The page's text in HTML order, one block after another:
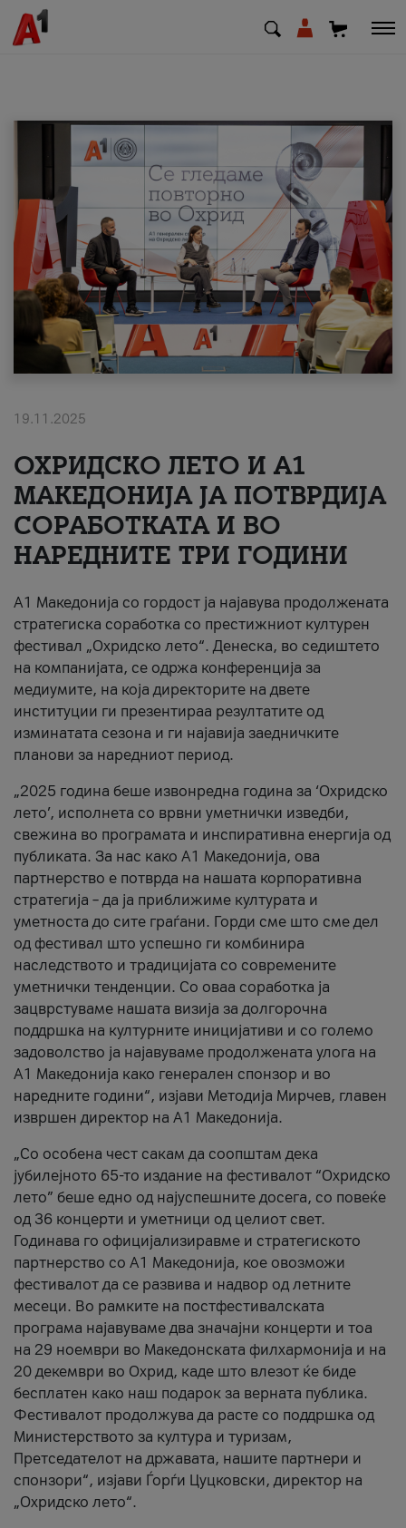
МК SQ
Приватни Деловни
Поддршка
Надополни кредит
#ПодобарОнлајн
19.11.2025
ОХРИДСКО ЛЕТО И A1
МАКЕДОНИЈА ЈА ПОТВРДИЈА
СОРАБОТКАТА И ВО
НАРЕДНИТЕ ТРИ ГОДИНИ
A1 Македонија со гордост ја најавува продолжената
стратегиска соработка со престижниот културен
фестивал „Охридско лето“. Денеска, во седиштето
на компанијата, се одржа конференција за
медиумите, на која директорите на двете
институции ги презентираа резултатите од
изминатата сезона и ги најавија заедничките
планови за наредниот период.
„2025 година беше извонредна година за ‘Охридско
лето’, исполнета со врвни уметнички изведби,
свежина во програмата и инспиративна енергија од
публиката. За нас како A1 Македонија, ова
партнерство е потврда на нашата корпоративна
стратегија – да ја приближиме културата и
уметноста до сите граѓани. Горди сме што сме дел
од фестивал што успешно ги комбинира
наследството и традицијата со современите
уметнички тенденции. Со оваа соработка ја
зацврстуваме нашата визија за долгорочна
поддршка на културните иницијативи и со големо
задоволство ја најавуваме продолжената улога на
A1 Македонија како генерален спонзор и во
наредните години“, изјави Методија Мирчев, главен
извршен директор на A1 Македонија.
„Со особена чест сакам да соопштам дека
јубилејното 65-то издание на фестивалот “Охридско
лето” беше едно од најуспешните досега, со повеќе
од 36 концерти и уметници од целиот свет.
Годинава го официјализиравме и стратегиското
партнерство со А1 Македонија, кое овозможи
фестивалот да се развива и надвор од летните
месеци. Во рамките на постфестивалската
програма најавуваме два значајни концерти и тоа
на 29 ноември во Македонската филхармонија и на
20 декември во Охрид, каде што влезот ќе биде
бесплатен како наш подарок за верната публика.
Фестивалот продолжува да расте со поддршка од
Министерството за култура и туризам,
Претседателот на државата, нашите партнери и
спонзори“, изјави Ѓорѓи Цуцковски, директор на
„Охридско лето“.